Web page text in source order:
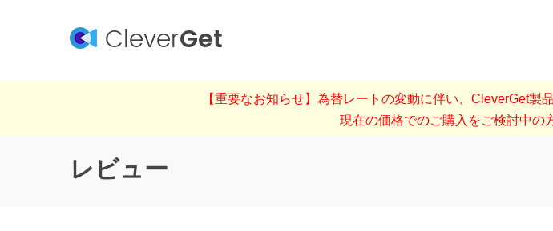
CleverGet
【重要なお知らせ】為替レートの変動に伴い、CleverGet製
現在の価格でのご購入をご検討中の
レビュー